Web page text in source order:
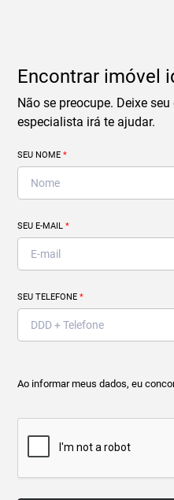
Encontrar imóvel
Não se preocupe. Deixe
especialista irá te ajudar.
SEU NOME*
SEU E-MAIL*
SEU TELEFONE*
Ao informar meus dados, eu